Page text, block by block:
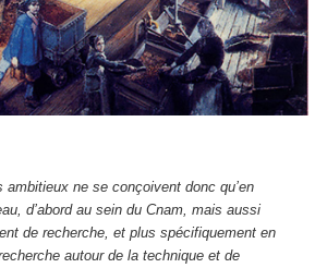
ambitieux ne se conçoivent donc qu’en
d’abord au sein du Cnam, mais aussi
de recherche, et plus spécifiquement en
autour de la technique et de